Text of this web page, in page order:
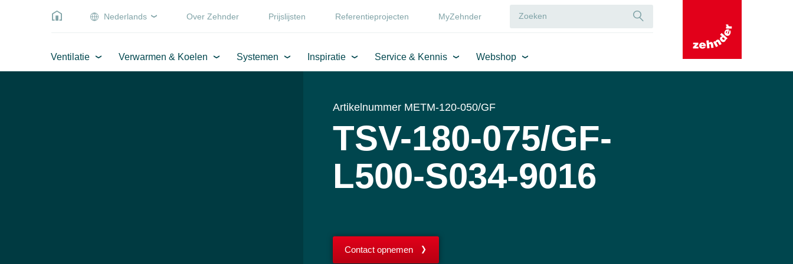
Nederlands Over Zehnder Prijslijsten Referentieprojecten MyZehnder
Ventilatie Verwarmen & Koelen Systemen Inspiratie Service & Kennis Webshop
Artikelnummer METM-120-050/GF
TSV-180-075/GF-
L500-S034-9016
Contact opnemen